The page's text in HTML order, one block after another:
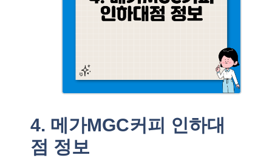
4. 메가MGC커피 인하대
점 정보